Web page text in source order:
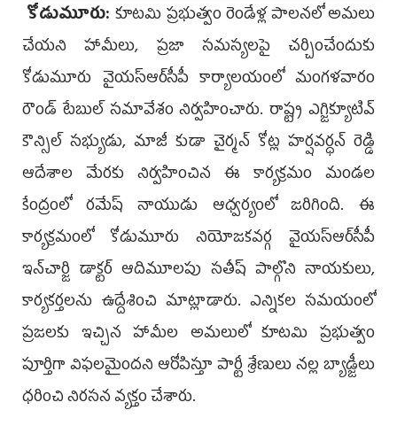
కోడుమూరు:కూటమి ప్రభుత్వం రెండేళ్ల పాలనలో అమలు
చేయని హామీలు, ప్రజా సమస్యలపై చర్చించేందుకు
కోడుమూరు వైయ‌స్ఆర్‌సీపీ కార్యాలయంలో మంగళవారం
రౌండ్ టేబుల్ సమావేశం నిర్వహించారు. రాష్ట్ర ఎగ్జిక్యూటివ్
కౌన్సిల్ సభ్యుడు, మాజీ కుడా చైర్మన్ కోట్ల హర్షవర్ధన్ రెడ్డి
ఆదేశాల మేరకు నిర్వహించిన ఈ కార్యక్రమం మండల
కేంద్రంలో రమేష్ నాయుడు ఆధ్వర్యంలో జరిగింది. ఈ
కార్యక్రమంలో కోడుమూరు నియోజకవర్గ వైయ‌స్ఆర్‌సీపీ
ఇన్‌చార్జి డాక్టర్ ఆదిమూలపు సతీష్ పాల్గొని నాయకులు,
కార్యకర్తలను ఉద్దేశించి మాట్లాడారు. ఎన్నికల సమయంలో
ప్రజలకు ఇచ్చిన హామీల అమలులో కూటమి ప్రభుత్వం
పూర్తిగా విఫలమైందని ఆరోపిస్తూ పార్టీ శ్రేణులు నల్ల బ్యాడ్జీలు
ధరించి నిరసన వ్యక్తం చేశారు.